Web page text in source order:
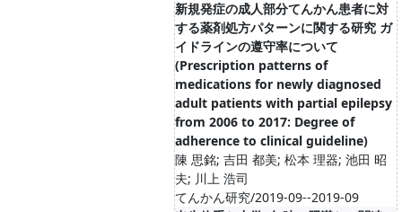
新規発症の成人部分てんかん患者に対
する薬剤処方パターンに関する研究 ガ
イドラインの遵守率について
(Prescription patterns of
medications for newly diagnosed
adult patients with partial epilepsy
from 2006 to 2017: Degree of
adherence to clinical guideline)
陳 思銘; 吉田 都美; 松本 理器; 池田 昭
夫; 川上 浩司
てんかん研究/2019-09--2019-09